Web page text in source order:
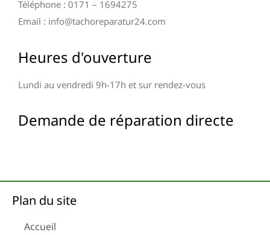
Téléphone : 0171 – 1694275
Email : info@tachoreparatur24.com
Heures d'ouverture
Lundi au vendredi 9h-17h et sur rendez-vous
Demande de réparation directe
Plan du site
Accueil